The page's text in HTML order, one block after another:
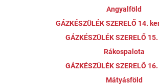
Angyalföld
GÁZKÉSZÜLÉK SZERELŐ 14.
GÁZKÉSZÜLÉK SZERELŐ
Rákospalota
GÁZKÉSZÜLÉK SZERELŐ
Mátyásföld